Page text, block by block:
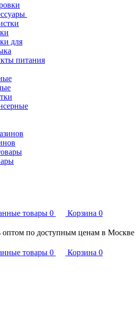
для
питания
товары 0 Корзина 0
по доступным ценам в Москве
товары 0 Корзина 0